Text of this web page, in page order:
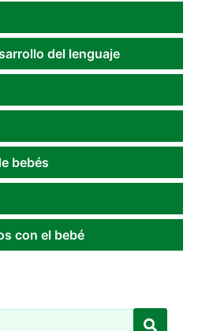
del lenguaje
bebés
con el bebé